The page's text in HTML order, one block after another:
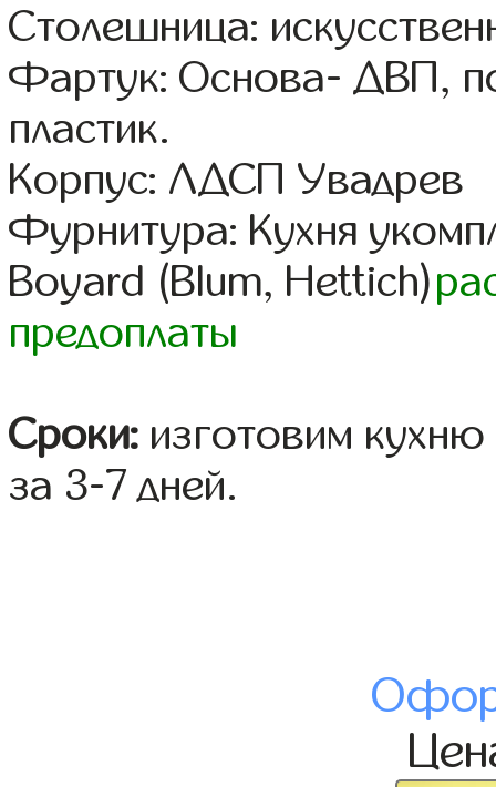
Столешница:
Фартук: Основа- ДВП,
пластик.
Корпус: ЛДСП Увадрев
Фурнитура: Кухня
Boyard (Blum, Hettich)
предоплаты
Сроки: изготовим
за 3-7 дней.